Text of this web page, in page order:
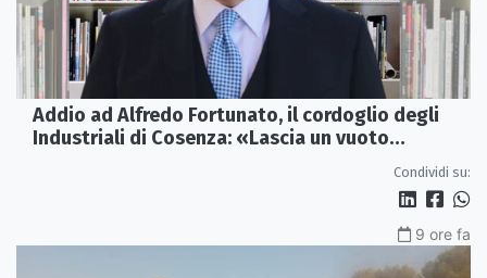
Addio ad Alfredo Fortunato, il cordoglio degli
Industriali di Cosenza: «Lascia un vuoto
Condividi su:
9 ore fa